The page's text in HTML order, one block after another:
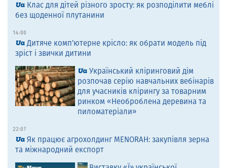
Клас для дітей різного зросту: як розподілити меблі
без щоденної плутанини
14:00
Дитяче комп’ютерне крісло: як обрати модель під
зріст і звички дитини
Український кліринговий дім
розпочав серію навчальних вебінарів
для учасників клірингу за товарним
ринком «Необроблена деревина та
пиломатеріали»
22:07
Як працює агрохолдинг MENORAH: закупівля зерна
та міжнародний експорт